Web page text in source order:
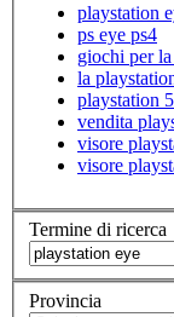
playstation
ps eye ps4
giochi per
la
playstation
vendita
visore
visore
Termine di ricerca
Provincia